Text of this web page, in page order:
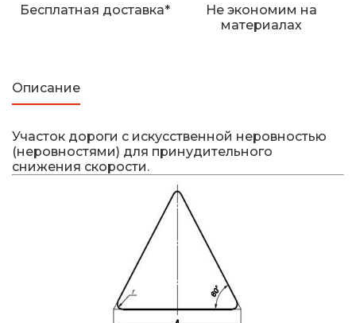
Бесплатная доставка*
Не экономим на
материалах
Описание
Участок дороги с искусственной неровностью
(неровностями) для принудительного
снижения скорости.